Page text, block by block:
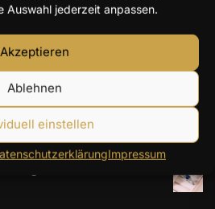
Auswahl jederzeit anpassen.
Akzeptieren
Ablehnen
einstellen
Impressum
Damen silberfarben – 40+5